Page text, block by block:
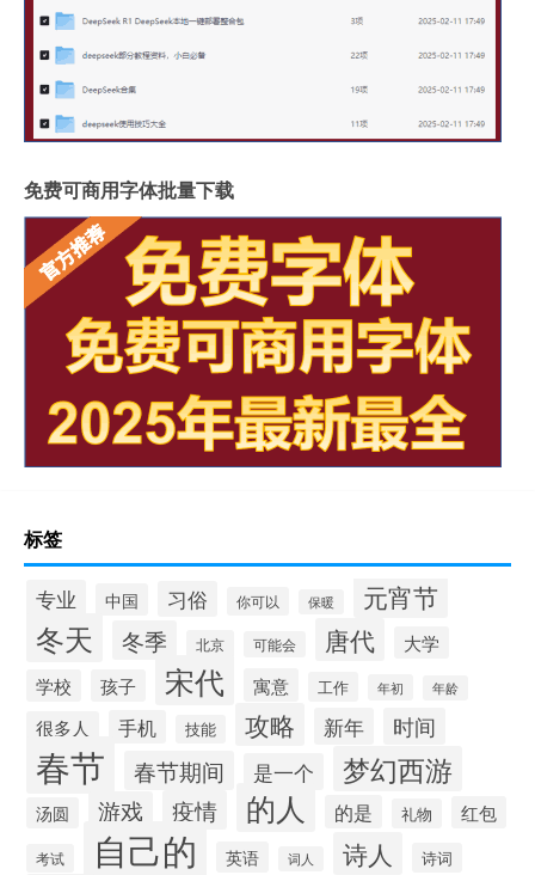
免费可商用字体批量下载
标签
专业 中国 习俗 你可以 保暖 元宵节
冬天 冬季 北京 可能会 唐代
大学
学校
孩子 宋代 寓意 工作 年初 年龄
很多人 手机 技能 攻略 新年 时间
春节 春节期间 是一个 梦幻西游
汤圆 游戏 疫情 的人 的是 礼物 红包
考试 自己的 英语 词人 诗人 诗词